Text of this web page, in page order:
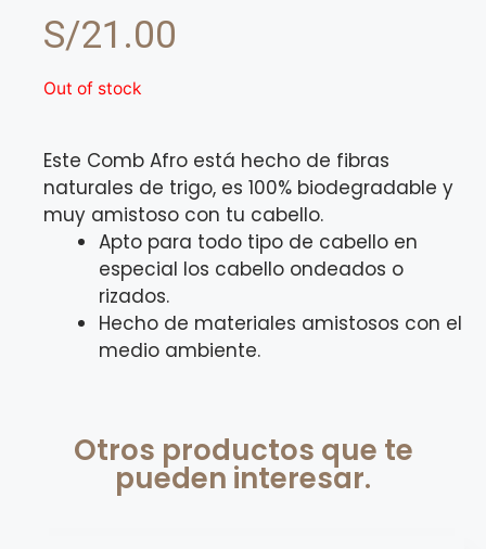
S/21.00
Out of stock
Este Comb Afro está hecho de fibras
naturales de trigo, es 100% biodegradable y
muy amistoso con tu cabello.
Apto para todo tipo de cabello en
especial los cabello ondeados o
rizados.
Hecho de materiales amistosos con el
medio ambiente.
Otros productos que te
pueden interesar.